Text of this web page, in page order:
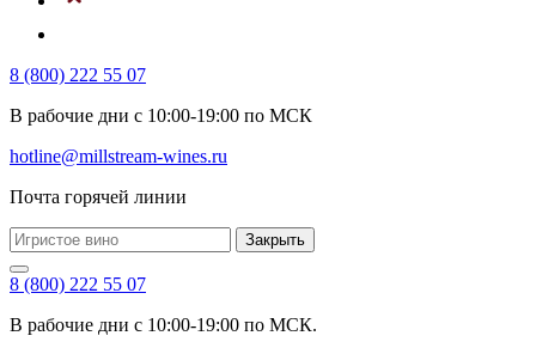
8 (800) 222 55 07
В рабочие дни с 10:00-19:00 по МСК
hotline@millstream-wines.ru
Почта горячей линии
Закрыть
8 (800) 222 55 07
В рабочие дни с 10:00-19:00 по МСК.